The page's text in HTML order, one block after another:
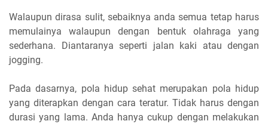
Walaupun dirasa sulit, sebaiknya anda semua tetap harus
memulainya walaupun dengan bentuk olahraga yang
sederhana. Diantaranya seperti jalan kaki atau dengan
jogging.
Pada dasarnya, pola hidup sehat merupakan pola hidup
yang diterapkan dengan cara teratur. Tidak harus dengan
durasi yang lama. Anda hanya cukup dengan melakukan